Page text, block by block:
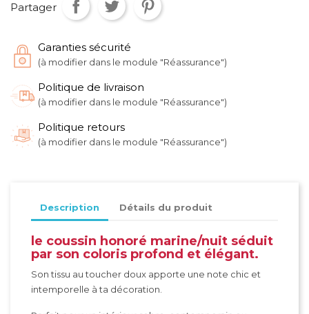
Partager
Garanties sécurité
(à modifier dans le module "Réassurance")
Politique de livraison
(à modifier dans le module "Réassurance")
Politique retours
(à modifier dans le module "Réassurance")
Description Détails du produit
le coussin honoré marine/nuit séduit
par son coloris profond et élégant.
Son tissu au toucher doux apporte une note chic et
intemporelle à ta décoration.